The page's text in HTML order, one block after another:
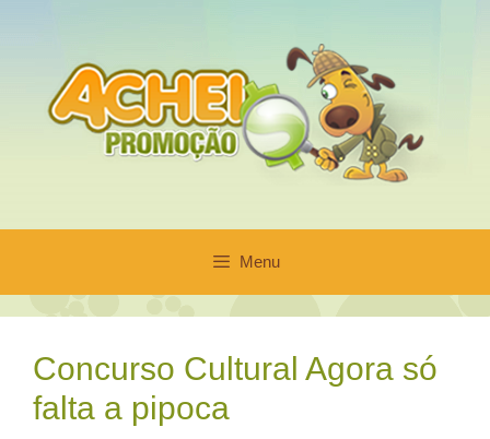
conteúdo
Menu
Concurso Cultural Agora só
falta a pipoca